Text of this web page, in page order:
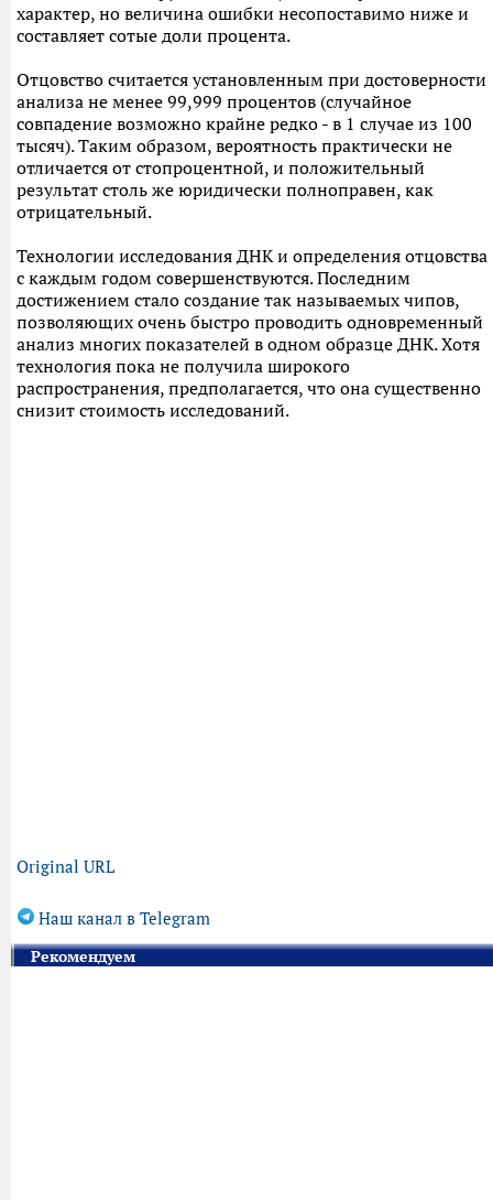
характер, но величина ошибки несопоставимо ниже и
составляет сотые доли процента.
Отцовство считается установленным при достоверности
анализа не менее 99,999 процентов (случайное
совпадение возможно крайне редко - в 1 случае из 100
тысяч). Таким образом, вероятность практически не
отличается от стопроцентной, и положительный
результат столь же юридически полноправен, как
отрицательный.
Технологии исследования ДНК и определения отцовства
с каждым годом совершенствуются. Последним
достижением стало создание так называемых чипов,
позволяющих очень быстро проводить одновременный
анализ многих показателей в одном образце ДНК. Хотя
технология пока не получила широкого
распространения, предполагается, что она существенно
снизит стоимость исследований.
Original URL
Наш канал в Telegram
Рекомендуем